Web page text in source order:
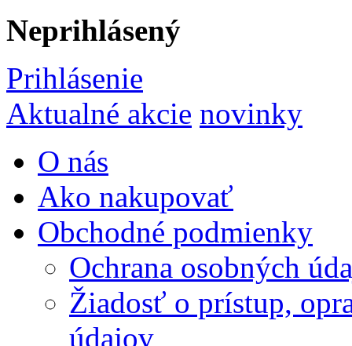
Neprihlásený
Prihlásenie
Aktualné akcie novinky
O nás
Ako nakupovať
Obchodné podmienky
Ochrana osobných
Žiadosť o prístup,
údajov